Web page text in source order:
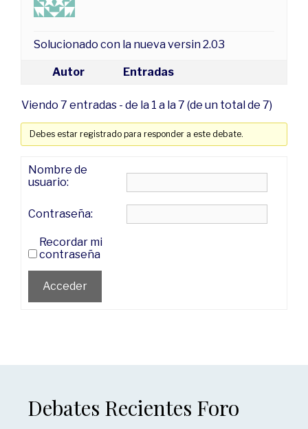
Solucionado con la nueva versin 2.03
Autor Entradas
Viendo 7 entradas - de la 1 a la 7 (de un total de 7)
Debes estar registrado para responder a este debate.
Nombre de
usuario:
Contraseña:
Recordar mi
contraseña
Acceder
Debates Recientes Foro